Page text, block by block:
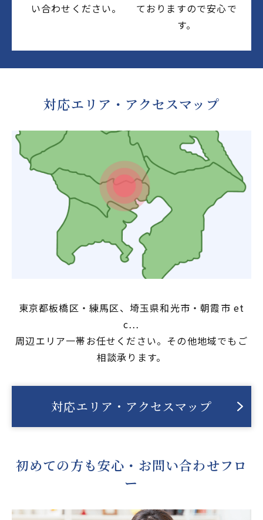
い合わせください。
ておりますので安心で
す。
対応エリア・アクセスマップ
東京都板橋区・練馬区、埼玉県和光市・朝霞市 et
c…
周辺エリア一帯お任せください。その他地域でもご
相談承ります。
対応エリア・アクセスマップ
初めての方も安心・お問い合わせフロ
ー